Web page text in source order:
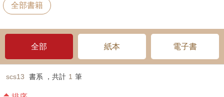
全部書籍
全部 紙本 電子書
scs13 書系 ，共計 1 筆